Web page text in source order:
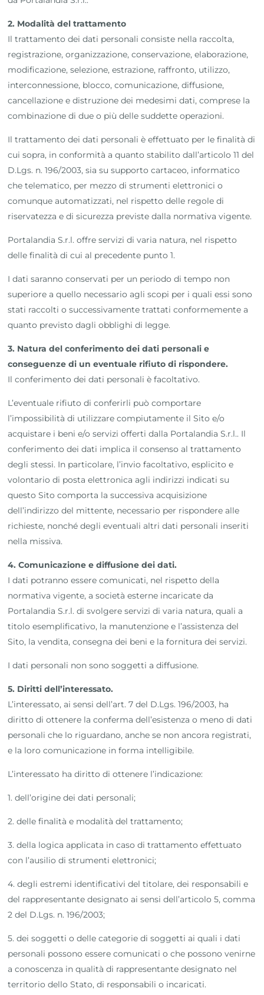
2. Modalità del trattamento
Il trattamento dei dati personali consiste nella raccolta,
registrazione, organizzazione, conservazione, elaborazione,
modificazione, selezione, estrazione, raffronto, utilizzo,
interconnessione, blocco, comunicazione, diffusione,
cancellazione e distruzione dei medesimi dati, comprese la
combinazione di due o più delle suddette operazioni.
Il trattamento dei dati personali è effettuato per le finalità di
cui sopra, in conformità a quanto stabilito dall’articolo 11 del
D.Lgs. n. 196/2003, sia su supporto cartaceo, informatico
che telematico, per mezzo di strumenti elettronici o
comunque automatizzati, nel rispetto delle regole di
riservatezza e di sicurezza previste dalla normativa vigente.
Portalandia S.r.l. offre servizi di varia natura, nel rispetto
delle finalità di cui al precedente punto 1.
I dati saranno conservati per un periodo di tempo non
superiore a quello necessario agli scopi per i quali essi sono
stati raccolti o successivamente trattati conformemente a
quanto previsto dagli obblighi di legge.
3. Natura del conferimento dei dati personali e
conseguenze di un eventuale rifiuto di rispondere.
Il conferimento dei dati personali è facoltativo.
L’eventuale rifiuto di conferirli può comportare
l’impossibilità di utilizzare compiutamente il Sito e/o
acquistare i beni e/o servizi offerti dalla Portalandia S.r.l.. Il
conferimento dei dati implica il consenso al trattamento
degli stessi. In particolare, l’invio facoltativo, esplicito e
volontario di posta elettronica agli indirizzi indicati su
questo Sito comporta la successiva acquisizione
dell’indirizzo del mittente, necessario per rispondere alle
richieste, nonché degli eventuali altri dati personali inseriti
nella missiva.
4. Comunicazione e diffusione dei dati.
I dati potranno essere comunicati, nel rispetto della
normativa vigente, a società esterne incaricate da
Portalandia S.r.l. di svolgere servizi di varia natura, quali a
titolo esemplificativo, la manutenzione e l’assistenza del
Sito, la vendita, consegna dei beni e la fornitura dei servizi.
I dati personali non sono soggetti a diffusione.
5. Diritti dell’interessato.
L’interessato, ai sensi dell’art. 7 del D.Lgs. 196/2003, ha
diritto di ottenere la conferma dell’esistenza o meno di dati
personali che lo riguardano, anche se non ancora registrati,
e la loro comunicazione in forma intelligibile.
L’interessato ha diritto di ottenere l’indicazione:
1. dell’origine dei dati personali;
2. delle finalità e modalità del trattamento;
3. della logica applicata in caso di trattamento effettuato
con l’ausilio di strumenti elettronici;
4. degli estremi identificativi del titolare, dei responsabili e
del rappresentante designato ai sensi dell’articolo 5, comma
2 del D.Lgs. n. 196/2003;
5. dei soggetti o delle categorie di soggetti ai quali i dati
personali possono essere comunicati o che possono venirne
a conoscenza in qualità di rappresentante designato nel
territorio dello Stato, di responsabili o incaricati.